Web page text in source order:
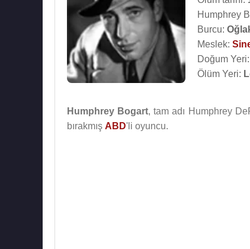
Humphrey
Burcu:
Meslek:
Doğum Yeri:
Ölüm Yeri:
Humphrey Bogart, tam adı Humphrey
bırakmış ABD'li oyuncu.